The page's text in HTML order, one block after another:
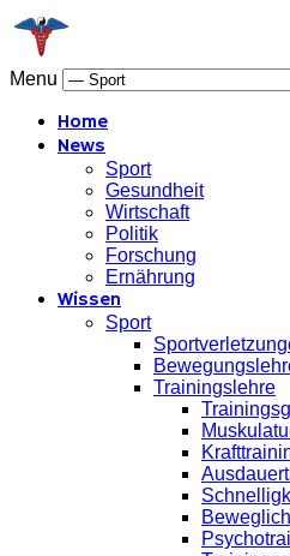
Menu
Home
News
Sport
Gesundheit
Wirtschaft
Politik
Forschung
Ernährung
Wissen
Sport
Trainingslehre